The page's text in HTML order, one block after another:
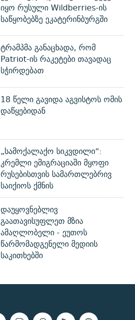
იყო რუსული Wildberries-ის
საწყობებზე ეკატერინბურგში
ტრამპმა განაცხადა, რომ
Patriot-ის რაკეტები თავადაც
სჭირდებათ
18 წელი გავიდა აგვისტოს ომის
დაწყებიდან
„სამოქალაქო სიკვდილი“:
კრემლი ემიგრაციაში მყოფი
რუსებისთვის სამართლებრივ
საიქიოს ქმნის
დაუყოვნებლივ
გაათავისუფლეთ მზია
ამაღლობელი - ეუთოს
წარმომადგენელი მედიის
საკითხებში